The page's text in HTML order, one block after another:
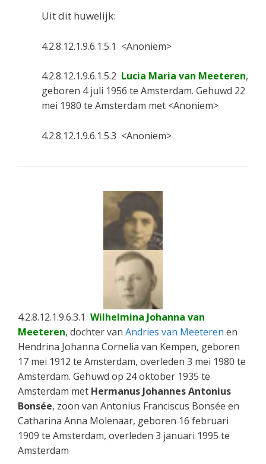
Uit dit huwelijk:
4.2.8.12.1.9.6.1.5.1 <Anoniem>
4.2.8.12.1.9.6.1.5.2 Lucia Maria van Meeteren,
geboren 4 juli 1956 te Amsterdam. Gehuwd 22
mei 1980 te Amsterdam met <Anoniem>
4.2.8.12.1.9.6.1.5.3 <Anoniem>
4.2.8.12.1.9.6.3.1 Wilhelmina Johanna van
Meeteren, dochter van Andries van Meeteren en
Hendrina Johanna Cornelia van Kempen, geboren
17 mei 1912 te Amsterdam, overleden 3 mei 1980 te
Amsterdam. Gehuwd op 24 oktober 1935 te
Amsterdam met Hermanus Johannes Antonius
Bonsée, zoon van Antonius Franciscus Bonsée en
Catharina Anna Molenaar, geboren 16 februari
1909 te Amsterdam, overleden 3 januari 1995 te
Amsterdam